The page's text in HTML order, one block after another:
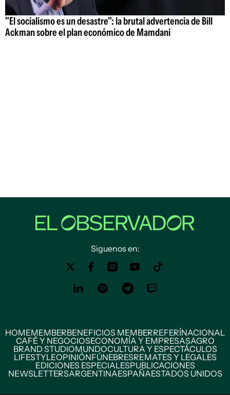
"El socialismo es un desastre": la brutal advertencia de Bill
Ackman sobre el plan económico de Mamdani
Siguenos en:
HOMEMEMBERBENEFICIOS MEMBERREFERÍNACIONAL
CAFÉ Y NEGOCIOSECONOMÍA Y EMPRESASAGRO
BRAND STUDIOMUNDOCULTURA Y ESPECTÁCULOS
LIFESTYLEOPINIÓNFÚNEBRESREMATES Y LEGALES
EDICIONES ESPECIALESPUBLICACIONES
NEWSLETTERSARGENTINAESPAÑAESTADOS UNIDOS